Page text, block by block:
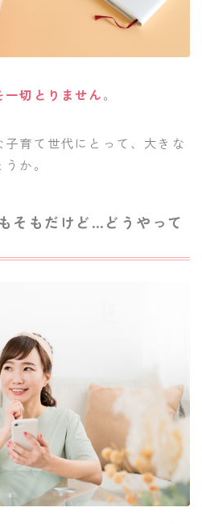
一切とりません。
育て世代にとって、大きな
か。
そもだけど…どうやって